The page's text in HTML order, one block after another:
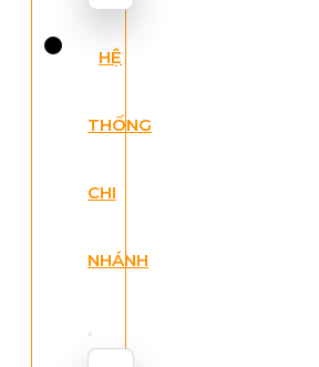
HỆ
THỐNG
CHI
NHÁNH